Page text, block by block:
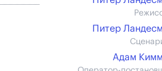
Питер
Адам